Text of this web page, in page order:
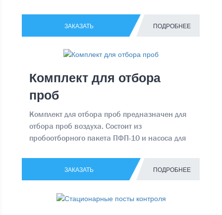
непрерывные прямые замеры воздуха,
вычисляет средний параметр за
готовый, вычисленный параметр выводит на
ЗАКАЗАТЬ ПОДРОБНЕЕ
Комплект для отбора
проб
Комплект для отбора проб предназначен для
отбора проб воздуха. Состоит из
пробоотборного пакета ПФП-10 и насоса для
ЗАКАЗАТЬ ПОДРОБНЕЕ